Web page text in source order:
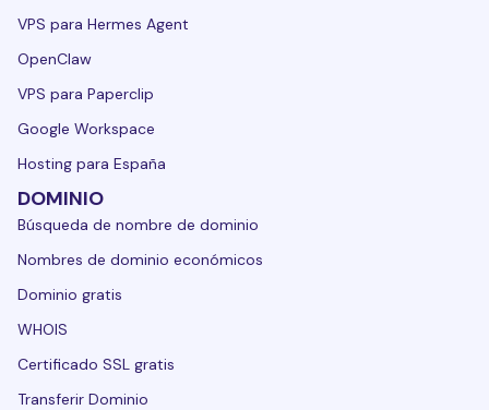
VPS para Hermes Agent
OpenClaw
VPS para Paperclip
Google Workspace
Hosting para España
DOMINIO
Búsqueda de nombre de dominio
Nombres de dominio económicos
Dominio gratis
WHOIS
Certificado SSL gratis
Transferir Dominio